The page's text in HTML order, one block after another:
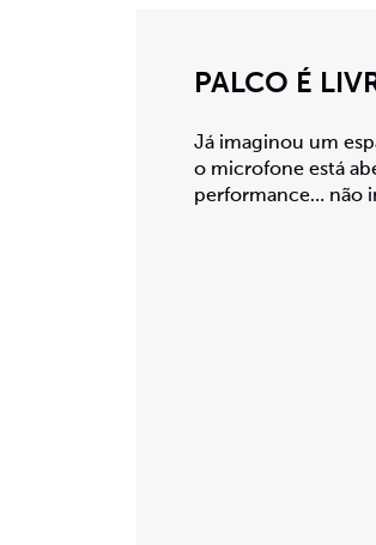
PALCO É
Já imaginou um
o microfone está
performance… não